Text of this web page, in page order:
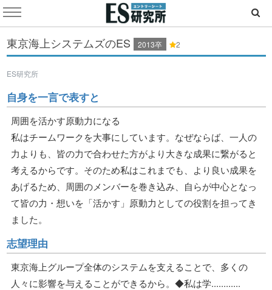
東京海上システムズのES 2013卒 2
ES研究所
自身を一言で表すと
周囲を活かす原動力になる
私はチームワークを大事にしています。なぜならば、一人の
力よりも、皆の力で合わせた方がより大きな成果に繋がると
考えるからです。そのため私はこれまでも、より良い成果を
あげるため、周囲のメンバーを巻き込み、自らが中心となっ
て皆の力・想いを「活かす」原動力としての役割を担ってき
ました。
志望理由
東京海上グループ全体のシステムを支えることで、多くの
人々に影響を与えることができるから。◆私は学............